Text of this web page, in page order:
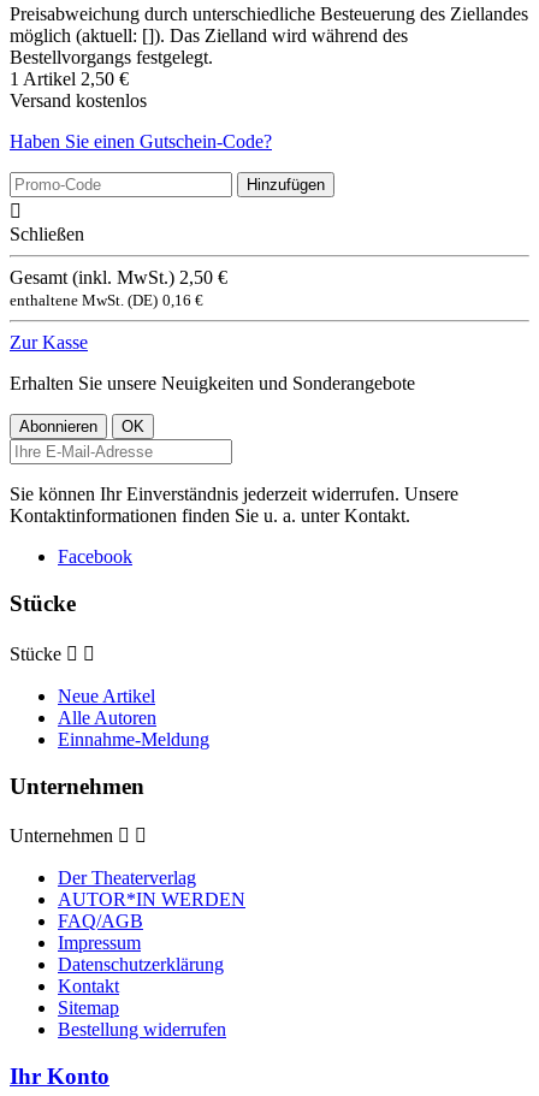
Preisabweichung durch unterschiedliche Besteuerung des Ziellandes
möglich (aktuell: []). Das Zielland wird während des
Bestellvorgangs festgelegt.
1 Artikel 2,50 €
Versand kostenlos
Haben Sie einen Gutschein-Code?
Hinzufügen

Schließen
Gesamt (inkl. MwSt.) 2,50 €
enthaltene MwSt. (DE) 0,16 €
Zur Kasse
Erhalten Sie unsere Neuigkeiten und Sonderangebote
Sie können Ihr Einverständnis jederzeit widerrufen. Unsere
Kontaktinformationen finden Sie u. a. unter Kontakt.
Facebook
Stücke
Stücke  
Neue Artikel
Alle Autoren
Einnahme-Meldung
Unternehmen
Unternehmen  
Der Theaterverlag
AUTOR*IN WERDEN
FAQ/AGB
Impressum
Datenschutzerklärung
Kontakt
Sitemap
Bestellung widerrufen
Ihr Konto